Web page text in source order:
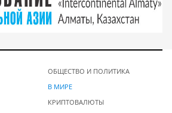
ОБЩЕСТВО И ПОЛИТИКА
В МИРЕ
КРИПТОВАЛЮТЫ